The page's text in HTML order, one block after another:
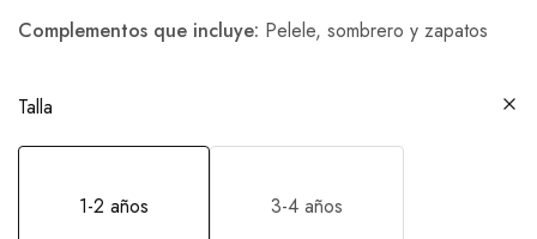
Complementos que incluye: Pelele, sombrero y zapatos
Talla
1-2 años 3-4 años